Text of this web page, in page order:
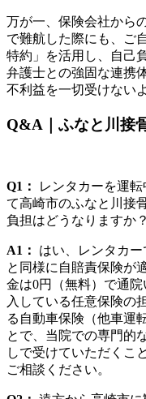
万が一、保険会社から
で難航した際にも、ご
特約」を活用し、自己
弁護士との強固な連携
不利益を一切受けない
Q&A｜ふなと川接
Q1：
レンタカーを運
て高崎市のふなと川接
負担はどうなりますか？
A1：
はい、レンタカ
と同様に自賠責保険が
金は0円（無料）で通
入している任意保険の
る自動車保険（他車運
とで、当院での専門的
しで受けていただくこ
ご相談ください。